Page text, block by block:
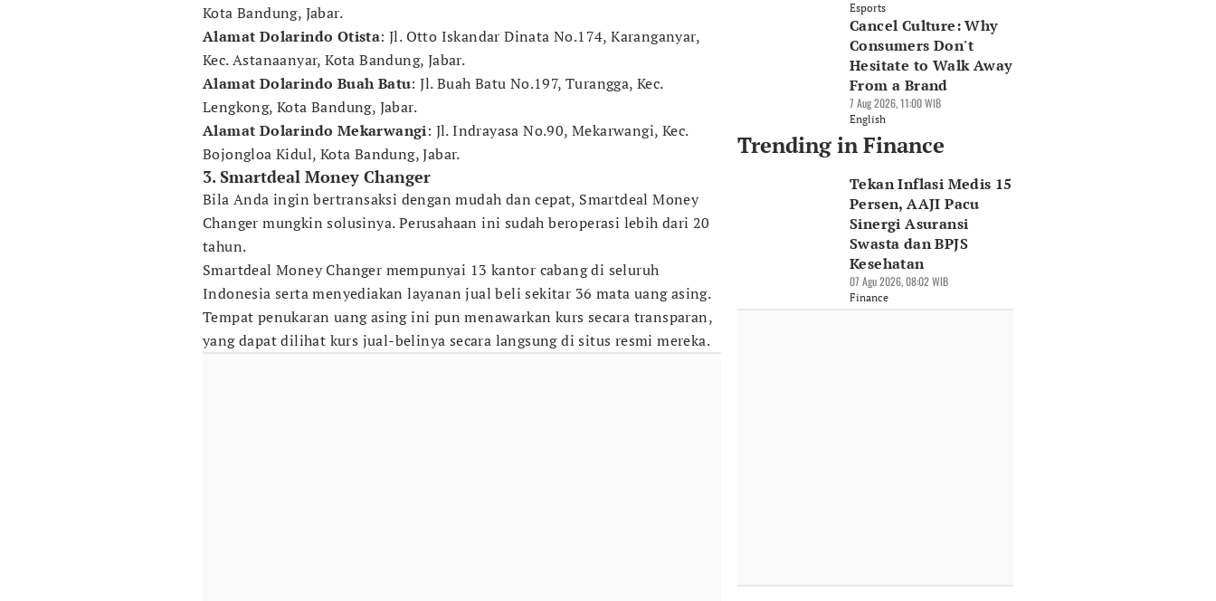
Kota Bandung, Jabar.
Alamat Dolarindo Otista: Jl. Otto Iskandar Dinata No.174, Karanganyar,
Kec. Astanaanyar, Kota Bandung, Jabar.
Alamat Dolarindo Buah Batu: Jl. Buah Batu No.197, Turangga, Kec.
Lengkong, Kota Bandung, Jabar.
Alamat Dolarindo Mekarwangi: Jl. Indrayasa No.90, Mekarwangi, Kec.
Bojongloa Kidul, Kota Bandung, Jabar.
3. Smartdeal Money Changer
Bila Anda ingin bertransaksi dengan mudah dan cepat, Smartdeal Money
Changer mungkin solusinya. Perusahaan ini sudah beroperasi lebih dari 20
tahun.
Smartdeal Money Changer mempunyai 13 kantor cabang di seluruh
Indonesia serta menyediakan layanan jual beli sekitar 36 mata uang asing.
Tempat penukaran uang asing ini pun menawarkan kurs secara transparan,
yang dapat dilihat kurs jual-belinya secara langsung di situs resmi mereka.
Esports
Cancel Culture: Why
Consumers Don't
Hesitate to Walk Away
From a Brand
7 Aug 2026, 11:00 WIB
English
Trending in Finance
Tekan Inflasi Medis 15
Persen, AAJI Pacu
Sinergi Asuransi
Swasta dan BPJS
Kesehatan
07 Agu 2026, 08:02 WIB
Finance